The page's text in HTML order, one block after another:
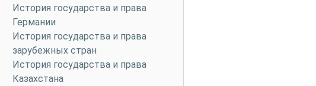
История государства и права
Германии
История государства и права
зарубежных стран
История государства и права
Казахстана